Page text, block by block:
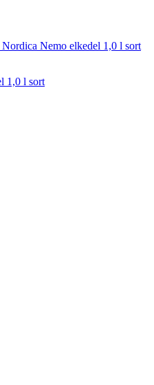
1,0 l sort